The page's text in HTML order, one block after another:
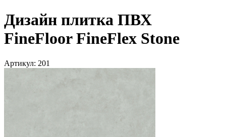
Дизайн плитка ПВХ
FineFloor FineFlex Stone
Артикул: 201